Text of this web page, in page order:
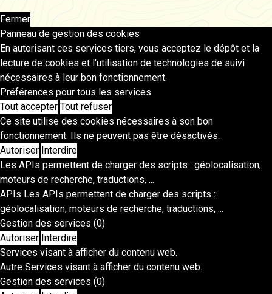
Fermer
Panneau de gestion des cookies
En autorisant ces services tiers, vous acceptez le dépôt et la
lecture de cookies et l'utilisation de technologies de suivi
nécessaires à leur bon fonctionnement.
Préférences pour tous les services
Tout accepter Tout refuser
Ce site utilise des cookies nécessaires à son bon
fonctionnement. Ils ne peuvent pas être désactivés.
Autoriser Interdire
Les APIs permettent de charger des scripts : géolocalisation,
moteurs de recherche, traductions, ...
APIs Les APIs permettent de charger des scripts :
géolocalisation, moteurs de recherche, traductions, ...
Gestion des services (0)
Autoriser Interdire
Services visant à afficher du contenu web.
Autre Services visant à afficher du contenu web.
Gestion des services (0)